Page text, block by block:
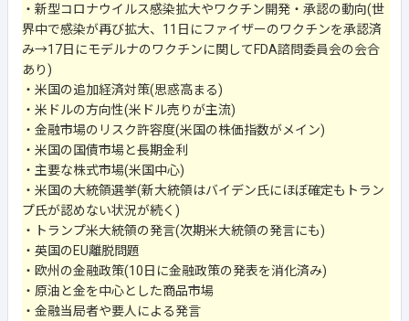
・新型コロナウイルス感染拡大やワクチン開発・承認の動向(世
界中で感染が再び拡大、11日にファイザーのワクチンを承認済
み→17日にモデルナのワクチンに関してFDA諮問委員会の会合
あり)
・米国の追加経済対策(思惑高まる)
・米ドルの方向性(米ドル売りが主流)
・金融市場のリスク許容度(米国の株価指数がメイン)
・米国の国債市場と長期金利
・主要な株式市場(米国中心)
・米国の大統領選挙(新大統領はバイデン氏にほぼ確定もトラン
プ氏が認めない状況が続く)
・トランプ米大統領の発言(次期米大統領の発言にも)
・英国のEU離脱問題
・欧州の金融政策(10日に金融政策の発表を消化済み)
・原油と金を中心とした商品市場
・金融当局者や要人による発言